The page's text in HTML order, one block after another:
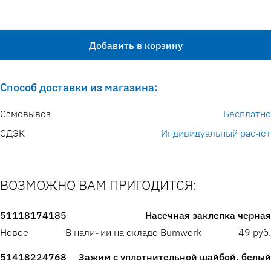
Добавить в корзину
Способ доставки из магазина:
Самовывоз
Бесплатно
СДЭК
Индивидуальный расчет
ВОЗМОЖНО ВАМ ПРИГОДИТСЯ:
51118174185
Насечная заклепка черная
Новое
В наличии на складе Bumwerk 49 руб.
51418224768
Зажим с уплотнительной шайбой, белый